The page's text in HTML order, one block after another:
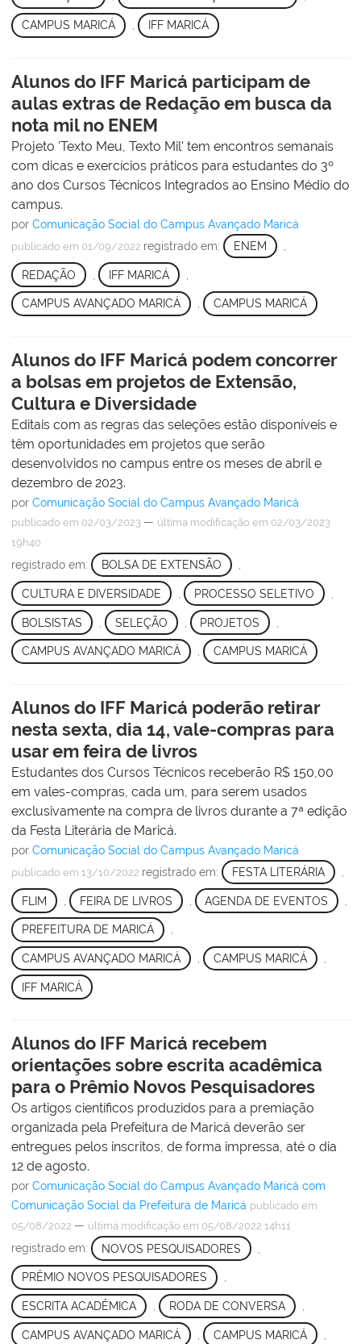
CAMPUS MARICÁ IFF MARICÁ
Alunos do IFF Maricá participam de
aulas extras de Redação em busca da
nota mil no ENEM
Projeto 'Texto Meu, Texto Mil' tem encontros semanais
com dicas e exercícios práticos para estudantes do 3º
ano dos Cursos Técnicos Integrados ao Ensino Médio do
campus.
por Comunicação Social do Campus Avançado Maricá
publicado em 01/09/2022 registrado em: ENEM
REDAÇÃO IFF MARICÁ
CAMPUS AVANÇADO MARICÁ , CAMPUS MARICÁ
Alunos do IFF Maricá podem concorrer
a bolsas em projetos de Extensão,
Cultura e Diversidade
Editais com as regras das seleções estão disponíveis e
têm oportunidades em projetos que serão
desenvolvidos no campus entre os meses de abril e
dezembro de 2023.
por Comunicação Social do Campus Avançado Maricá
publicado em 02/03/2023 — última modificação em 02/03/2023
19h40
registrado em: BOLSA DE EXTENSÃO
CULTURA E DIVERSIDADE PROCESSO SELETIVO
BOLSISTAS SELEÇÃO PROJETOS
CAMPUS AVANÇADO MARICÁ , CAMPUS MARICÁ
Alunos do IFF Maricá poderão retirar
nesta sexta, dia 14, vale-compras para
usar em feira de livros
Estudantes dos Cursos Técnicos receberão R$ 150,00
em vales-compras, cada um, para serem usados
exclusivamente na compra de livros durante a 7ª edição
da Festa Literária de Maricá.
por Comunicação Social do Campus Avançado Maricá
publicado em 13/10/2022 registrado em: FESTA LITERÁRIA
FLIM FEIRA DE LIVROS AGENDA DE EVENTOS
PREFEITURA DE MARICÁ ,
CAMPUS AVANÇADO MARICÁ CAMPUS MARICÁ
IFF MARICÁ
Alunos do IFF Maricá recebem
orientações sobre escrita acadêmica
para o Prêmio Novos Pesquisadores
Os artigos científicos produzidos para a premiação
organizada pela Prefeitura de Maricá deverão ser
entregues pelos inscritos, de forma impressa, até o dia
12 de agosto.
por Comunicação Social do Campus Avançado Maricá com
Comunicação Social da Prefeitura de Maricá publicado em
05/08/2022 — última modificação em 05/08/2022 14h11
registrado em: NOVOS PESQUISADORES
PRÊMIO NOVOS PESQUISADORES ,
ESCRITA ACADÊMICA RODA DE CONVERSA
CAMPUS AVANÇADO MARICÁ CAMPUS MARICÁ